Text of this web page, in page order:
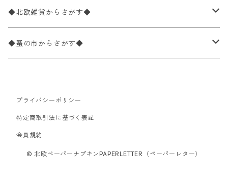
ライスペーパー
ペーパーリネンナプキン
ワックスペーパー
デコパージュ用品
パック売り
バラ売り
パック売り
21×21cm（ポケットサイズ）
バラ売り
33cm（ラウンド）
動物・鳥・昆虫・蝶柄
海・魚柄
食べ物・フルーツ・野菜・ドリンク柄
食器・カトラリー柄
ランチサイズ
カクテルサイズ
ドイツ製 Ambiente/アンビエンテ
ランチサイズ
ドイツ製 Paperproducts Design
カクテルサイズ
ランチサイズ
カクテルサイズ
ドイツ製 ti-flair/ティーフレア
ランチサイズ
ドイツ製 PAW/パウ
デコパージュ液
デコパージュ下地
デコパージュはさみ
3Dデコパージュ
◆北欧雑貨からさがす◆
シリコンモールド
トレイ
ポスター・カレンダー
◆蚤の市からさがす◆
北欧雑貨
デコパージュ用品
プライバシーポリシー
特定商取引法に基づく表記
会員規約
© 北欧ペーパーナプキンPAPERLETTER（ペーパーレター）